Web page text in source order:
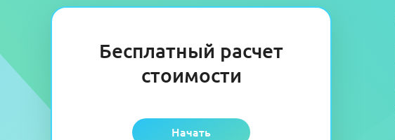
Бесплатный расчет
стоимости
Начать